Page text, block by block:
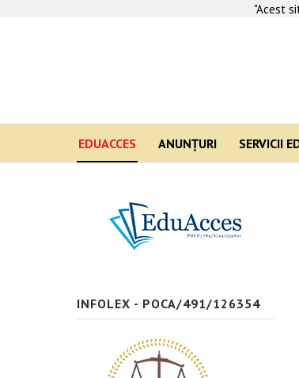
"Acest
EDUACCES ANUNŢURI SERVICII
INFOLEX - POCA/491/126354